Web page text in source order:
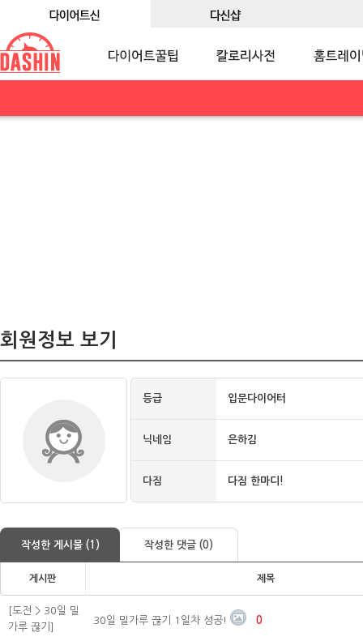
회원정보 보기
등급 입문다이어터
닉네임 은하김
다짐 다짐 한마디!
작성한 게시물 (1) 작성한 댓글 (0)
게시판 제목
[도전 > 30일 밀
가루 끊기]
30일 밀가루 끊기 1일차 성공! 0